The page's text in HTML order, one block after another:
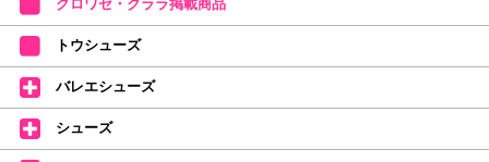
カード決済をされたお客様は決済金額の変更をさせていただきます。
【ミルバ×たけいみき】オリジナルタオルが新登場!
レッスンのお供にはもちろん、毎日の持ち歩きやギフトにもぴったりのミル
バオリジナルタオルです。
たけいみきさんが描く「夢かわいい」バレエイラストが、そのままタオルに
なりました。
クロワゼ・クララ掲載商品
トウシューズ
バレエシューズ
シューズ